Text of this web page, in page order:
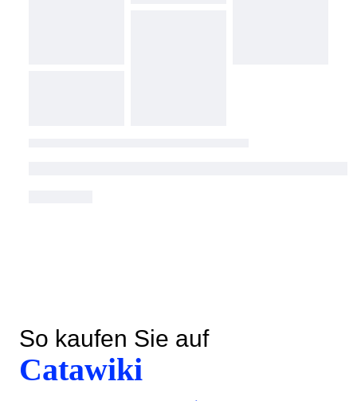
So kaufen Sie auf
Catawiki